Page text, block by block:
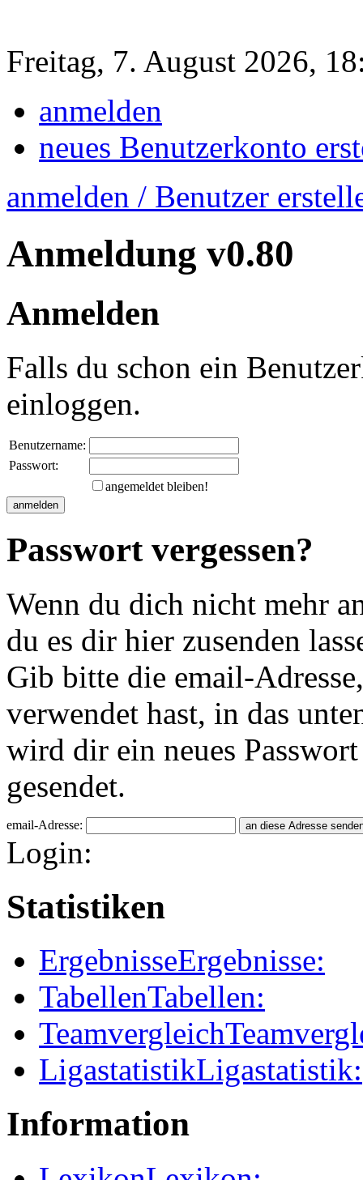
Freitag, 7. August 2026,
anmelden
neues Benutzerkonto
anmelden / Benutzer
Anmeldung v0.80
Anmelden
Falls du schon ein
einloggen.
Benutzername:
Passwort:
angemeldet bleiben!
Passwort vergessen?
Wenn du dich nicht mehr
du es dir hier zusenden
Gib bitte die email-
verwendet hast, in das
wird dir ein neues
gesendet.
email-Adresse:
Login:
Statistiken
ErgebnisseErgebnisse:
TabellenTabellen:
Teamvergleich
LigastatistikLigastatistik:
Information